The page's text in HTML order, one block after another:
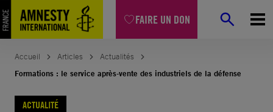
FAIRE UN DON
Aller
au
contenu
Accueil Articles
Actualités
Formations : le service après-vente des industriels de la défense
ACTUALITÉ